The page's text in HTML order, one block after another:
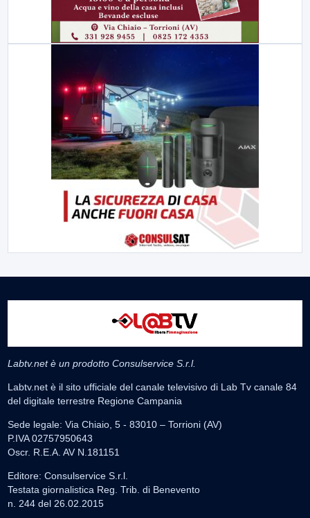
Labtv.net è un prodotto Consulservice S.r.l.
Labtv.net è il sito ufficiale del canale televisivo di Lab Tv canale 84
del digitale terrestre Regione Campania
Sede legale: Via Chiaio, 5 - 83010 – Torrioni (AV)
P.IVA 02757950643
Oscr. R.E.A. AV N.181151
Editore: Consulservice S.r.l.
Testata giornalistica Reg. Trib. di Benevento
n. 244 del 26.02.2015